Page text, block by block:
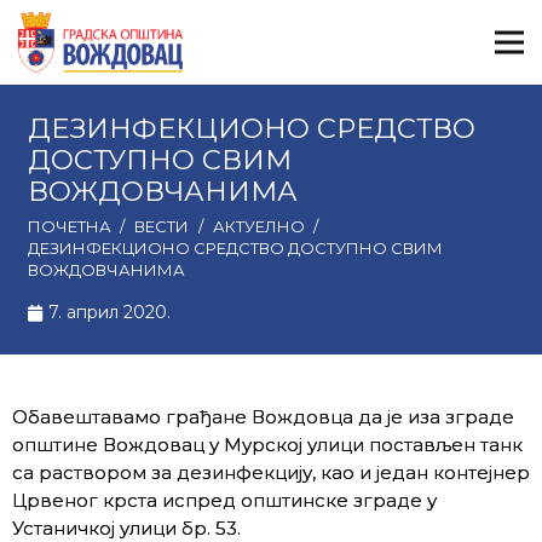
ДЕЗИНФЕКЦИОНО СРЕДСТВО
ДОСТУПНО СВИМ
ВОЖДОВЧАНИМА
ПОЧЕТНА / ВЕСТИ / АКТУЕЛНО /
ДЕЗИНФЕКЦИОНО СРЕДСТВО ДОСТУПНО СВИМ
ВОЖДОВЧАНИМА
7. април 2020.
Обавештавамо грађане Вождовца да је иза зграде
општине Вождовац у Мурској улици постављен танк
са раствором за дезинфекцију, као и један контејнер
Црвеног крста испред општинске зграде у
Устаничкој улици бр. 53.